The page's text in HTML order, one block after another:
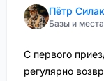
Пётр
Базы и места
С первого
регулярно